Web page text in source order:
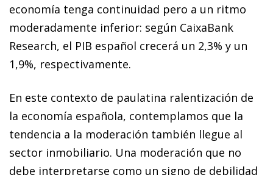
economía tenga continuidad pero a un ritmo
moderadamente inferior: según CaixaBank
Research, el PIB español crecerá un 2,3% y un
1,9%, respectivamente.
En este contexto de paulatina ralentización de
la economía española, contemplamos que la
tendencia a la moderación también llegue al
sector inmobiliario. Una moderación que no
debe interpretarse como un signo de debilidad